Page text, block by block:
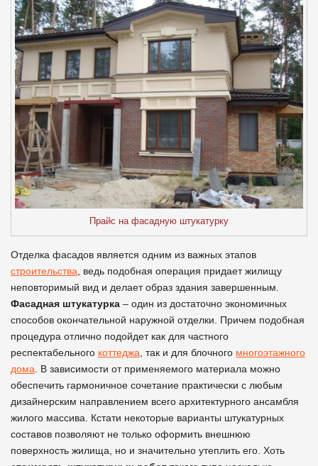
Прайс на фасадную штукатурку
Отделка фасадов является одним из важных этапов
строительства , ведь подобная операция придает жилищу
неповторимый вид и делает образ здания завершенным.
Фасадная штукатурка – один из достаточно экономичных
способов окончательной наружной отделки. Причем подобная
процедура отлично подойдет как для частного
респектабельного коттеджа , так и для блочного многоэтажного
дома . В зависимости от применяемого материала можно
обеспечить гармоничное сочетание практически с любым
дизайнерским направлением всего архитектурного ансамбля
жилого массива. Кстати некоторые варианты штукатурных
составов позволяют не только оформить внешнюю
поверхность жилища, но и значительно утеплить его. Хоть